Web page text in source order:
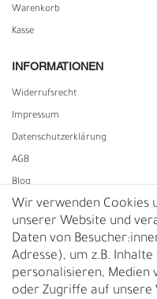
Warenkorb
Kasse
INFORMATIONEN
Widerrufs­recht
Impressum
Daten­schutz­erklärung
AGB
Blog
Vertrag widerrufen
UNTERNEHMEN
Nachhaltigkeit
Wir verwenden Cookies
unserer Website und
Daten von
Adresse), um z.B. Inhalte
personalisieren, Medien
oder Zugriffe auf unsere